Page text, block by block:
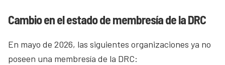
Cambio en el estado de membresía de la DRC
En mayo de 2026, las siguientes organizaciones ya no
poseen una membresía de la DRC: